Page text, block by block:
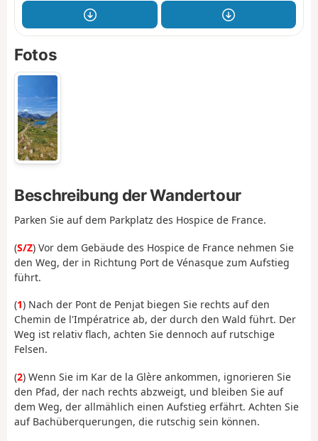
Fotos
Beschreibung der Wandertour
Parken Sie auf dem Parkplatz des Hospice de France.
(S/Z) Vor dem Gebäude des Hospice de France nehmen Sie
den Weg, der in Richtung Port de Vénasque zum Aufstieg
führt.
(1) Nach der Pont de Penjat biegen Sie rechts auf den
Chemin de l'Impératrice ab, der durch den Wald führt. Der
Weg ist relativ flach, achten Sie dennoch auf rutschige
Felsen.
(2) Wenn Sie im Kar de la Glère ankommen, ignorieren Sie
den Pfad, der nach rechts abzweigt, und bleiben Sie auf
dem Weg, der allmählich einen Aufstieg erfährt. Achten Sie
auf Bachüberquerungen, die rutschig sein können.